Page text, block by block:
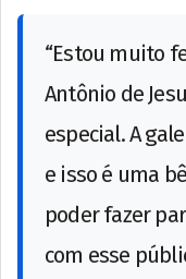
“Estou muito
Antônio de
especial. A
e isso é uma
poder fazer
com esse